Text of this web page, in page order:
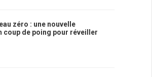
zéro : une nouvelle
coup de poing pour réveiller